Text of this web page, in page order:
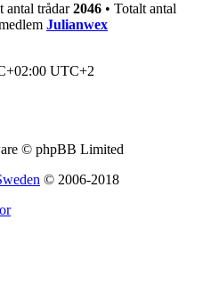
antal trådar2046 • Totalt antal
Julianwex
UTC+2
© phpBB Limited
© 2006-2018